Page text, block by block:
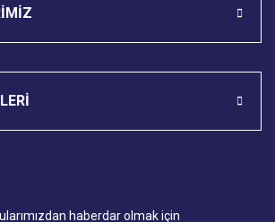
haberdar olmak için